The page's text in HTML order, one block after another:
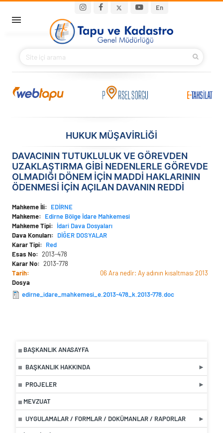
En
Main navigation
BAKANIMIZ
KURUMSAL
İLETIŞIM
HUKUK MÜŞAVİRLİĞİ
BAŞKANLIK ANASAYFA
BAŞKANLIK HAKKINDA
PROJELER
MEVZUAT
UYGULAMALAR / FORMLAR / DOKÜMANLAR / RAPORLAR
DAVACININ TUTUKLULUK VE GÖREVDEN
UZAKLAŞTIRMA GİBİ NEDENLERLE GÖREVDE
OLMADIĞI DÖNEM İÇİN MADDİ HAKLARININ
ÖDENMESİ İÇİN AÇILAN DAVANIN REDDİ
Mahkeme İli
EDİRNE
Mahkeme
Edirne Bölge İdare Mahkemesi
Mahkeme Tipi
İdari Dava Dosyaları
Dava Konuları
DİĞER DOSYALAR
Karar Tipi
Red
Esas No
2013-478
Karar No
2013-778
Tarih
06 Ara nedir: Ay adının kısaltması 2013
Dosya
edirne_idare_mahkemesi_e.2013-478_k.2013-778.doc